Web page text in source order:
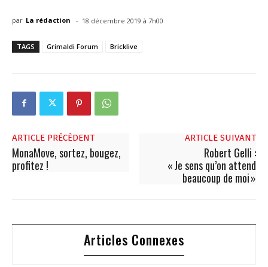
par La rédaction - 18 décembre 2019 à 7h00
TAGS Grimaldi Forum Bricklive
ARTICLE PRÉCÉDENT
MonaMove, sortez, bougez,
profitez !
ARTICLE SUIVANT
Robert Gelli :
« Je sens qu’on attend
beaucoup de moi »
Articles Connexes